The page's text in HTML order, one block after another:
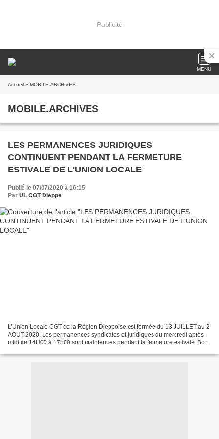
Publicité
MENU
Accueil » MOBILE.ARCHIVES
MOBILE.ARCHIVES
LES PERMANENCES JURIDIQUES
CONTINUENT PENDANT LA FERMETURE
ESTIVALE DE L'UNION LOCALE
Publié le 07/07/2020 à 16:15
Par UL CGT Dieppe
L’Union Locale CGT de la Région Dieppoise est fermée du 13 JUILLET au 2
AOUT 2020. Les permanences syndicales et juridiques du mercredi après-
midi de 14H00 à 17h00 sont maintenues pendant la fermeture estivale. Bons